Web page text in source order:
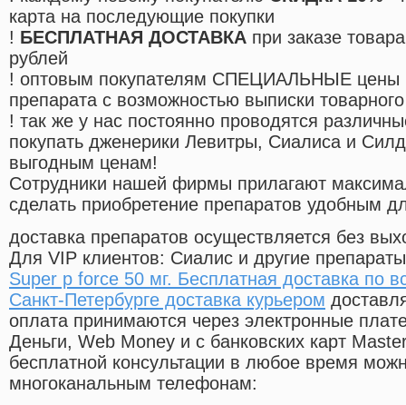
карта на последующие покупки
! БЕСПЛАТНАЯ ДОСТАВКА при заказе
рублей
! оптовым покупателям СПЕЦИАЛЬНЫЕ цены
препарата с возможностью выписки
! так же у нас постоянно проводятся
покупать дженерики Левитры, Сиалиса и
выгодным ценам!
Cотрудники нашей фирмы прилагают
сделать приобретение препаратов удобным
доставка препаратов осуществляется без
Для VIP клиентов: Сиалис и другие
Super p force 50 мг. Бесплатная доставка по
Санкт-Петербурге доставка курьером
оплата принимаются через электронные
Деньги, Web Money и с банковских карт
бесплатной консультации в любое время
многоканальным телефонам: